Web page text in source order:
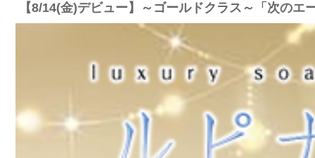
【8/14(金)デビュー】～ゴールドクラス～「次の